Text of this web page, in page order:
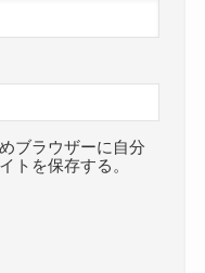
ブラウザーに自分
トを保存する。